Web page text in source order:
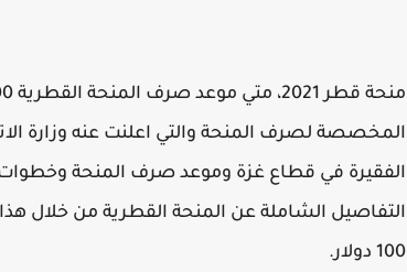
التفاصيل الشاملة عن المنحة القطرية من خلال
100 دولار.